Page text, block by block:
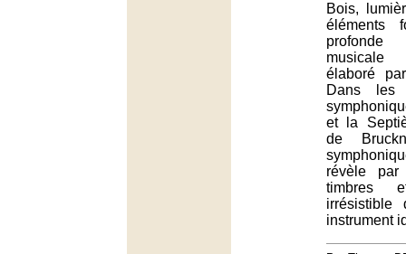
Bois,
éléments
profonde
musicale
élaboré
Dans les
et la
de
révèle
timbres
instrument